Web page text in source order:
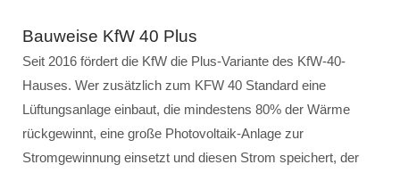
Bauweise KfW 40 Plus
Seit 2016 fördert die KfW die Plus-Variante des KfW-40-
Hauses. Wer zusätzlich zum KFW 40 Standard eine
Lüftungsanlage einbaut, die mindestens 80% der Wärme
rückgewinnt, eine große Photovoltaik-Anlage zur
Stromgewinnung einsetzt und diesen Strom speichert, der